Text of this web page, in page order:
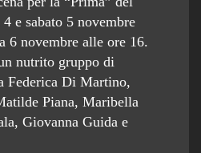
e sabato 5 novembre
6 novembre alle ore 16.
nutrito gruppo di
Federica Di Martino,
Piana, Maribella
Giovanna Guida e